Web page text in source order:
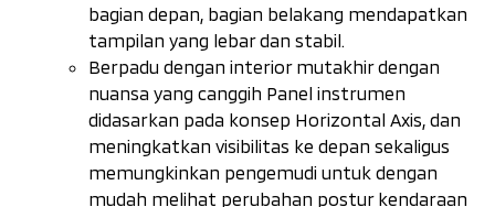
bagian depan, bagian belakang mendapatkan
tampilan yang lebar dan stabil.
Berpadu dengan interior mutakhir dengan
nuansa yang canggih Panel instrumen
didasarkan pada konsep Horizontal Axis, dan
meningkatkan visibilitas ke depan sekaligus
memungkinkan pengemudi untuk dengan
mudah melihat perubahan postur kendaraan